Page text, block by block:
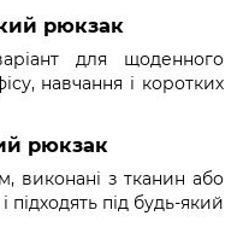
рюкзак
для щоденного
навчання і коротких
рюкзак
виконані з тканин або
підходять під будь-який